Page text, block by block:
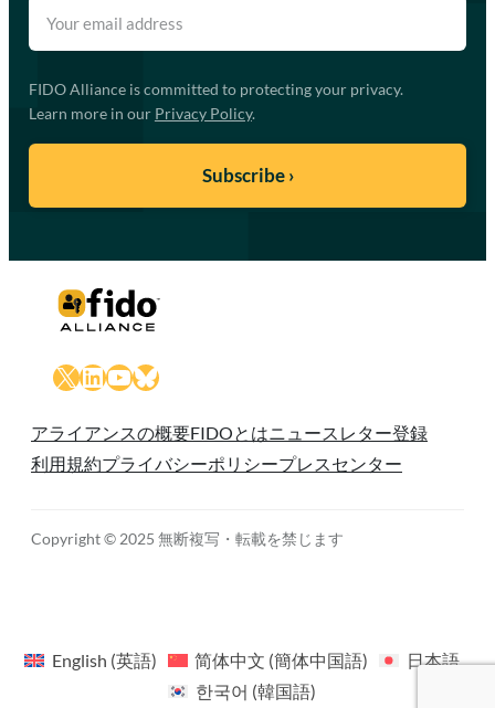
FIDO Alliance is committed to protecting your privacy.
Learn more in our Privacy Policy.
X LinkedIn
YouTube
Bluesky
アライアンスの概要FIDOとは ニュースレター登録
利用規約プライバシーポリシープレスセンター
Copyright © 2025 無断複写・転載を禁じます
English (英語) 简体中文 (簡体中国語)
日本語
한국어 (韓国語)